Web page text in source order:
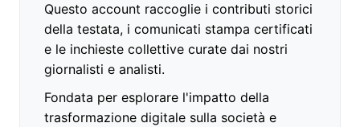
Questo account raccoglie i contributi storici
della testata, i comunicati stampa certificati
e le inchieste collettive curate dai nostri
giornalisti e analisti.
Fondata per esplorare l'impatto della
trasformazione digitale sulla società e